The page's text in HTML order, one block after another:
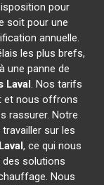
pour
soit pour une
annuelle.
les plus brefs,
une panne de
Laval. Nos tarifs
et nous offrons
rassurer. Notre
sur les
, ce qui nous
solutions
Nous